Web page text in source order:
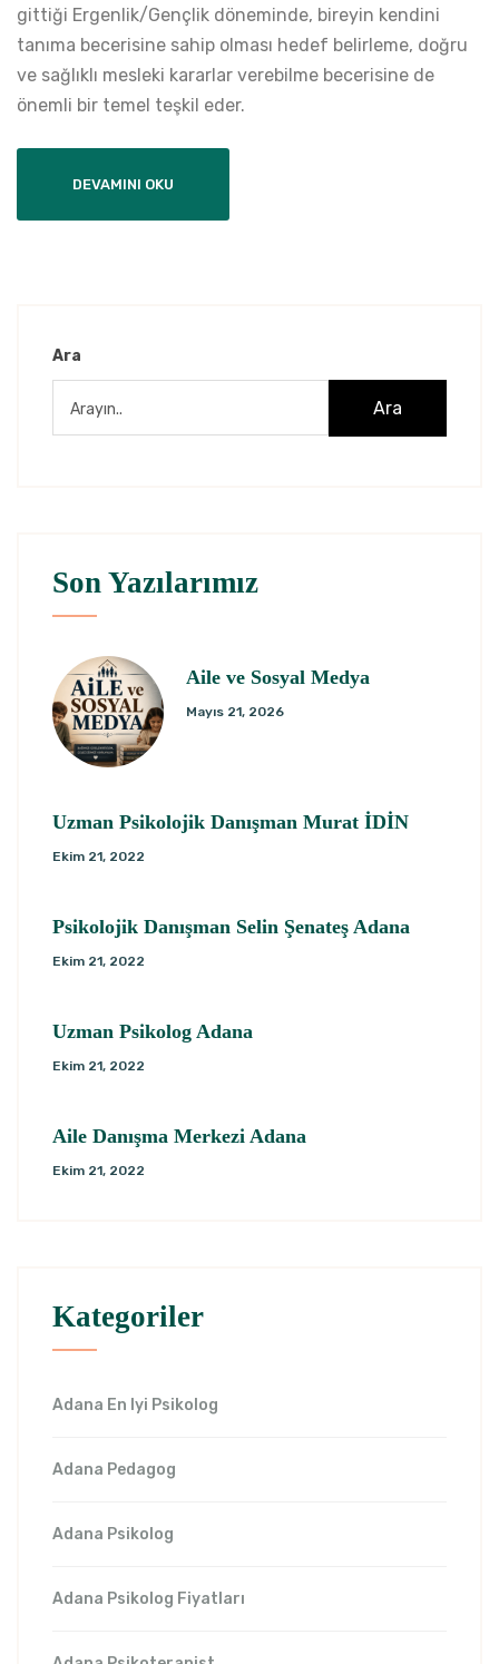
gittiği Ergenlik/Gençlik döneminde, bireyin kendini
tanıma becerisine sahip olması hedef belirleme, doğru
ve sağlıklı mesleki kararlar verebilme becerisine de
önemli bir temel teşkil eder.
DEVAMINI OKU
Ara
Ara
Son Yazılarımız
Aile ve Sosyal Medya
Mayıs 21, 2026
Uzman Psikolojik Danışman Murat İDİN
Ekim 21, 2022
Psikolojik Danışman Selin Şenateş Adana
Ekim 21, 2022
Uzman Psikolog Adana
Ekim 21, 2022
Aile Danışma Merkezi Adana
Ekim 21, 2022
Kategoriler
Adana En Iyi Psikolog
Adana Pedagog
Adana Psikolog
Adana Psikolog Fiyatları